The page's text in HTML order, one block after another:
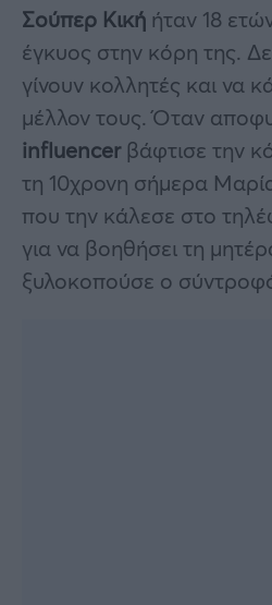
Σούπερ Κική ήταν 18
έγκυος στην κόρη της.
γίνουν κολλητές και να
μέλλον τους. Όταν
influencerβάφτισε την
τη 10χρονη σήμερα
που την κάλεσε στο
για να βοηθήσει τη
ξυλοκοπούσε ο